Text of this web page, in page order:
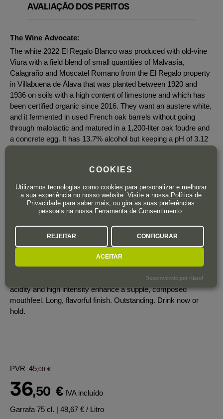
AVALIAÇÃO DOS PERITOS
The Wine Advocate:
The white 2022 El Regalo Blanco was produced with old-vine
Viura with a field blend of small quantities of Malvasía,
Calagraño and Moscatel Romano from the El Regalo property
in Villabuena de Álava that was planted between 1920 and
1936 on soils with a high content of limestone and which has
been certified organic since 2016. They want an austere white,
and it fermented in used French oak barrels without going
through malolactic and matured in a 1,200-liter oak foudre and
a concrete egg. It has 13.7% alcohol but keeping a pH of 3.12
notes of bay leaf, pollen and beeswax. It has a round and
fleshy mouthfeel that is tasty, chalky and balanced and fresher
than the 2021. It's evolving quite slowly and should improve
with time in bottle. 2,184 bottles produced. It was bottled in
December 2023. They might not release the 2023, as this will
not be produced every year.
James Suckling:
Very good depth with a prominent wet-stone layer to the
roasted almonds, seashells and quince. Pretty concentrated
and textured on the palate with medium to full body. Medium
acidity and high intensity enhance a supple, composed
mouthfeel. Long, flavorful finish. Outstanding. Drink now or
hold.
PVR 45,00 €
36,50 € IVA incluído
Garrafa 75 cl. | 48,67 € / Litro
COOKIES
Utilizamos tecnologias como cookies para personalizar e melhorar
a sua experiência no nosso website. Visite a nossa Política de
Privacidade para saber mais, ou gira as suas preferências
pessoais na nossa Ferramenta de Consentimento.
REJEITAR CONFIGURAR
ACEITAR
Desenvolvido por Klaro!